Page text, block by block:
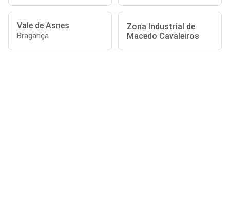
Vale de Asnes
Bragança
Zona Industrial de
Macedo Cavaleiros